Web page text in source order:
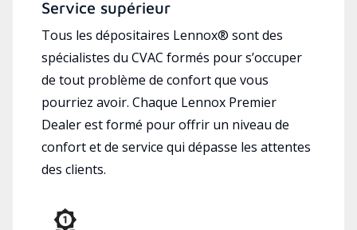
Service supérieur
Tous les dépositaires Lennox® sont des
spécialistes du CVAC formés pour s’occuper
de tout problème de confort que vous
pourriez avoir. Chaque Lennox Premier
Dealer est formé pour offrir un niveau de
confort et de service qui dépasse les attentes
des clients.